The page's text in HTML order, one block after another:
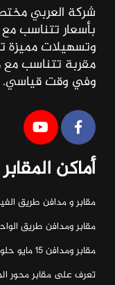
شركة العربي
بأسعار تتناسب
وتسهيلات مميزة
مقربة تتناسب
وفي وقت قياسي.
أماكن
مقابر و مدافن طريق
مقابر ومدافن طريق الواحات ٦
مقابر ومدافن ١٥ مايو حلوان
تعرف على مقابر محور